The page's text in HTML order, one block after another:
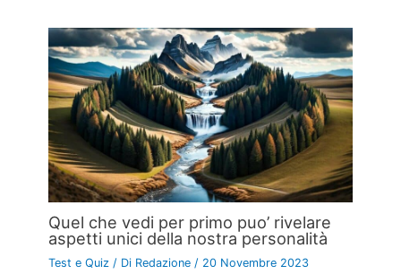
Quel che vedi per primo puo’ rivelare
aspetti unici della nostra personalità
Test e Quiz / Di Redazione/ 20 Novembre 2023